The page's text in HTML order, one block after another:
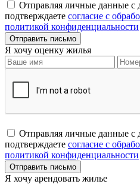
Отправляя личные данные с
подтверждаете согласие с
политикой конфиденциальности
Я хочу оценку жилья
Отправляя личные данные с
подтверждаете согласие с
политикой конфиденциальности
Я хочу арендовать жилье